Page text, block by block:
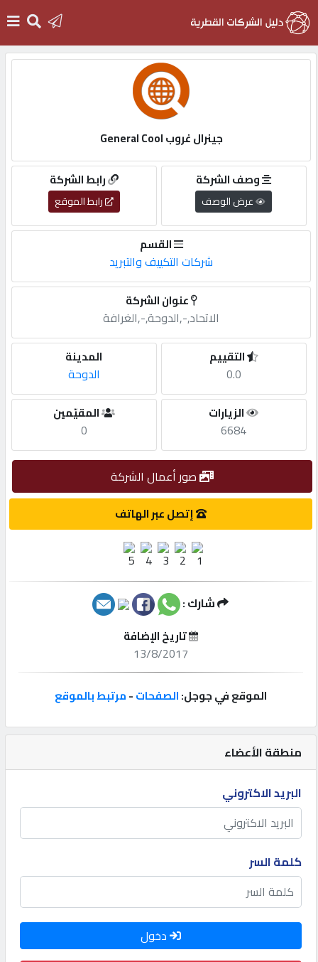
التسجيل
English
أضف
مطلوب
طلب
الاحصائيات
إتصل
إعلانات
المنتدى
كيو
مزاد
كيو
نمبر
منطقة الأعضاء
البريد الاكتروني
كلمة السر
دخول
جينرال غروب General Cool
رابط الشركة
رابط الموقع
وصف الشركة
عرض الوصف
القسم
شركات التكييف والتبريد
عنوان الشركة
الاتحاد,-,الدوحة,-,الغرافة
المدينة
الدوحة
التقييم
0.0
المقيّمين
0
الزيارات
6684
صور أعمال الشركة
إتصل عبر الهاتف
شارك :
تاريخ الإضافة
13/8/2017
الموقع في جوجل:الصفحات-مرتبط بالموقع